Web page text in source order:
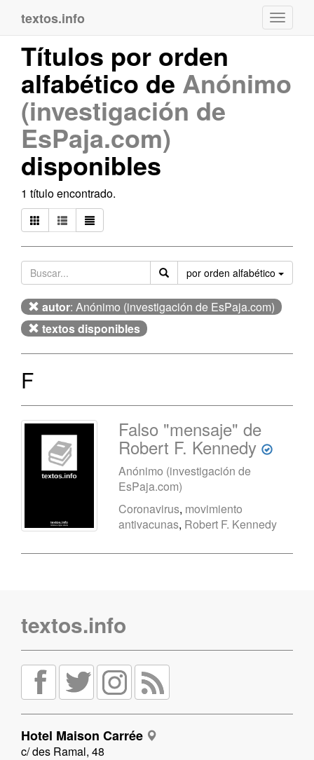
textos.info
Títulos por orden
alfabético de Anónimo
(investigación de
EsPaja.com)
disponibles
1 título encontrado.
por orden alfabético
autor: Anónimo (investigación de EsPaja.com)
textos disponibles
F
Falso "mensaje" de
Robert F. Kennedy
Anónimo (investigación de
EsPaja.com)
Coronavirus, movimiento
antivacunas, Robert F. Kennedy
textos.info
Hotel Maison Carrée
c/ des Ramal, 48